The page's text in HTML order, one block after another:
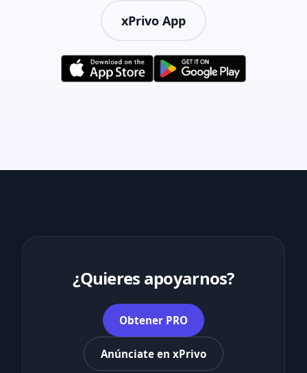
xPrivo App
¿Quieres apoyarnos?
Obtener PRO
Anúnciate en xPrivo